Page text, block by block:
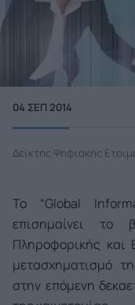
04 ΣΕΠ 2014
Δείκτης Ψηφιακής
Το “Global
επισημαίνει το
Πληροφορικής και
μετασχηματισμό
στην επόμενη